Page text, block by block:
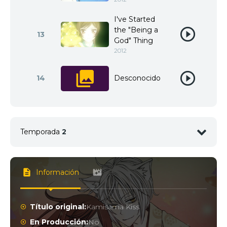
13
I've Started
the "Being a
God" Thing
2012
14 Desconocido
Temporada 2
<img src="//image.tmdb.org/t/p/w92/
2 <img src="//image.tmdb.org/t/p/w92/
Información
Título original:Kamisama Kiss
En Producción:No